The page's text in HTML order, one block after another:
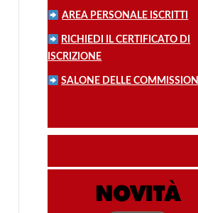
AREA PERSONALE ISCRITTI
RICHIEDI IL CERTIFICATO DI
ISCRIZIONE
SALONE DELLE COMMISSIONI